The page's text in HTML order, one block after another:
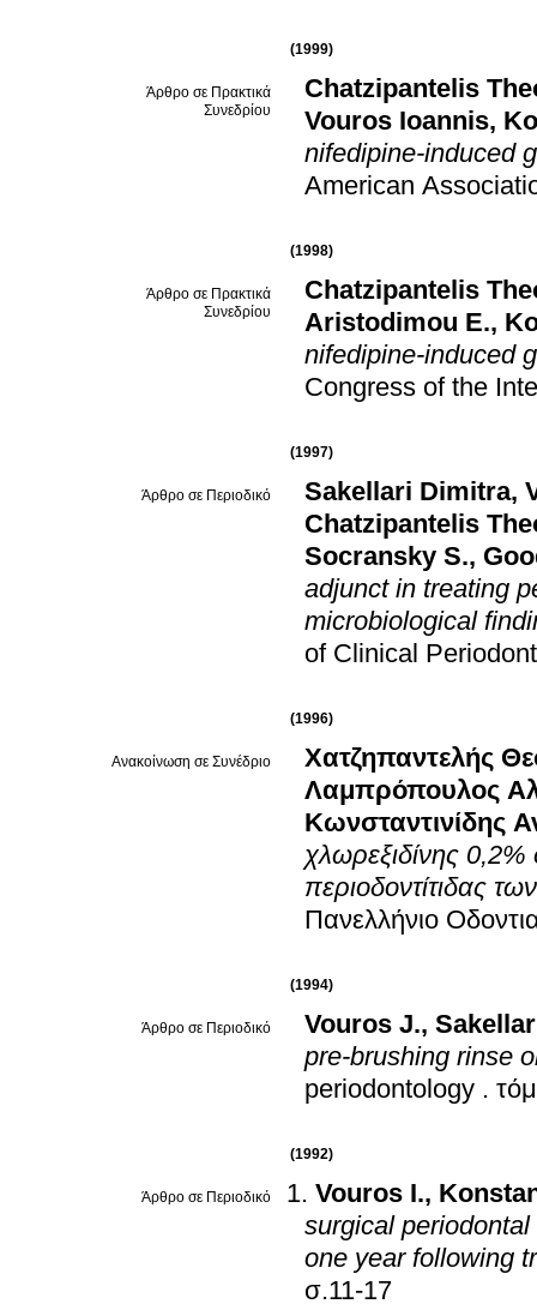
(1999)
Άρθρο σε Πρακτικά
Συνεδρίου
Chatzipantelis
Vouros Ioannis,
nifedipine-induced
American
(1998)
Άρθρο σε Πρακτικά
Συνεδρίου
Chatzipantelis
Aristodimou E.,
nifedipine-induced
Congress of the
(1997)
Άρθρο σε Περιοδικό Sakellari Dimitra,
Chatzipantelis
Socransky S.,
adjunct in treating
microbiological
of Clinical
(1996)
Ανακοίνωση σε Συνέδριο
Χατζηπαντελής
Λαμπρόπουλος
Κωνσταντινίδης
χλωρεξιδίνης
περιοδοντίτιδας
Πανελλήνιο
(1994)
Άρθρο σε Περιοδικό Vouros J.,
pre-brushing rinse
periodontology .
(1992)
Άρθρο σε Περιοδικό Vouros I.,
surgical
one year following
σ.11-17